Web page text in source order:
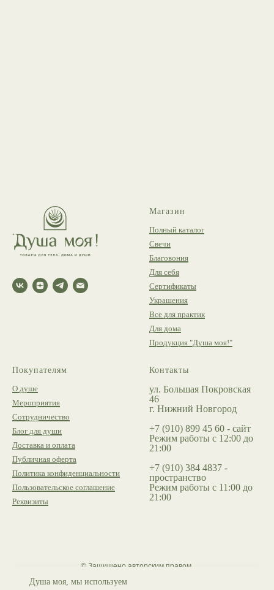
Магазин
Полный каталог
Свечи
Благовония
Для себя
Сертификаты
Украшения
Все для практик
Для дома
Продукция "Душа моя!"
Покупателям
О душе
Мероприятия
Сотрудничество
Блог для души
Доставка и оплата
Публичная оферта
Политика конфиденциальности
Пользовательское соглашение
Реквизиты
Контакты
ул. Большая Покровская
46
г. Нижний Новгород
+7 (910) 899 45 60 - сайт
Режим работы с 12:00 до
21:00
+7 (910) 384 4837 -
пространство
Режим работы с 11:00 до
21:00
© Защищено авторским правом.
Душа моя, мы используем